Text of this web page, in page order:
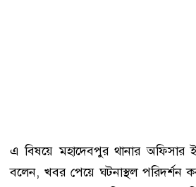
এ বিষয়ে মহাদেবপুর থানার অফিসার
বলেন, খবর পেয়ে ঘটনাস্থল পরিদর্শন